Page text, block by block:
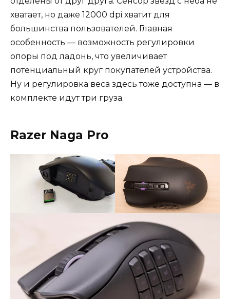
хватает, но даже 12000 dpi хватит для
большинства пользователей. Главная
особенность — возможность регулировки
опоры под ладонь, что увеличивает
потенциальный круг покупателей устройства.
Ну и регулировка веса здесь тоже доступна — в
комплекте идут три груза.
Razer Naga Pro